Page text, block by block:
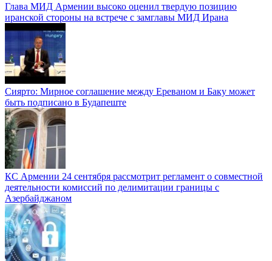
Глава МИД Армении высоко оценил твердую позицию
иранской стороны на встрече с замглавы МИД Ирана
Сиярто: Мирное соглашение между Ереваном и Баку может
быть подписано в Будапеште
КС Армении 24 сентября рассмотрит регламент о совместной
деятельности комиссий по делимитации границы с
Азербайджаном